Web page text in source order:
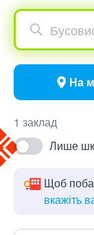
На
1 заклад
Лише
Щоб
вкажіть